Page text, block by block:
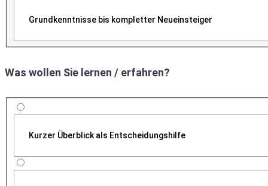
Grundkenntnisse bis kompletter Neueinsteiger
Was wollen Sie lernen / erfahren?
Kurzer Überblick als Entscheidungshilfe